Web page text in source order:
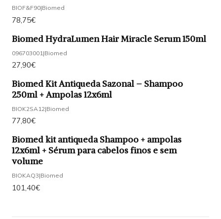
BIOF&F90|Biomed
78,75€
Biomed HydraLumen Hair Miracle Serum 150ml
096703001 |Biomed
27,90€
Biomed Kit Antiqueda Sazonal – Shampoo
250ml + Ampolas 12x6ml
BIOK2SA12|Biomed
77,80€
Biomed kit antiqueda Shampoo + ampolas
12x6ml + Sérum para cabelos finos e sem
volume
BIOKAQ3|Biomed
101,40€